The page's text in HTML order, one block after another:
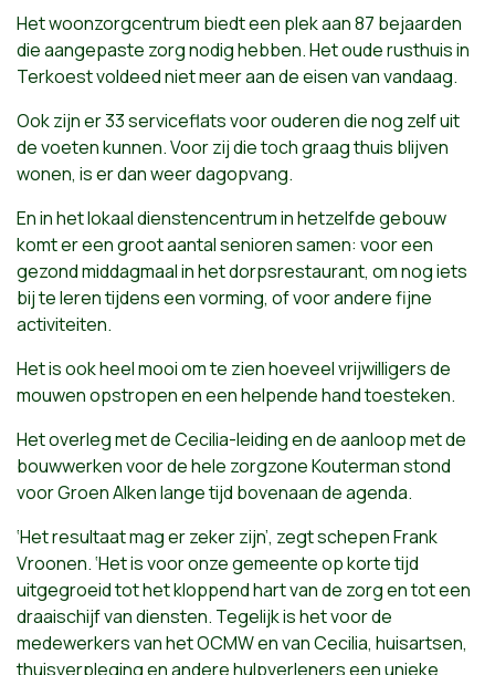
Het woonzorgcentrum biedt een plek aan 87 bejaarden
die aangepaste zorg nodig hebben. Het oude rusthuis in
Terkoest voldeed niet meer aan de eisen van vandaag.
Ook zijn er 33 serviceflats voor ouderen die nog zelf uit
de voeten kunnen. Voor zij die toch graag thuis blijven
wonen, is er dan weer dagopvang.
En in het lokaal dienstencentrum in hetzelfde gebouw
komt er een groot aantal senioren samen: voor een
gezond middagmaal in het dorpsrestaurant, om nog iets
bij te leren tijdens een vorming, of voor andere fijne
activiteiten.
Het is ook heel mooi om te zien hoeveel vrijwilligers de
mouwen opstropen en een helpende hand toesteken.
Het overleg met de Cecilia-leiding en de aanloop met de
bouwwerken voor de hele zorgzone Kouterman stond
voor Groen Alken lange tijd bovenaan de agenda.
‘Het resultaat mag er zeker zijn’, zegt schepen Frank
Vroonen. ‘Het is voor onze gemeente op korte tijd
uitgegroeid tot het kloppend hart van de zorg en tot een
draaischijf van diensten. Tegelijk is het voor de
medewerkers van het OCMW en van Cecilia, huisartsen,
thuisverpleging en andere hulpverleners een unieke